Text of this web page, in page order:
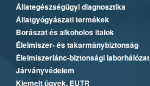
Állategészségügyi diagnosztika
Állatgyógyászati termékek
Borászat és alkoholos italok
Élelmiszer- és takarmánybiztonság
Élelmiszerlánc-biztonsági laborhálózat
Járványvédelem
Kiemelt ügyek, EUTR